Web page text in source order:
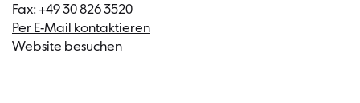
Fax: +49 30 826 3520
Per E-Mail kontaktieren
Website besuchen